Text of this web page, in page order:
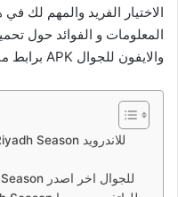
الاختيار الفريد والمهم لك
المعلومات و الفوائد حول
والايفون للجوال APK برابط مباشر مجانا.